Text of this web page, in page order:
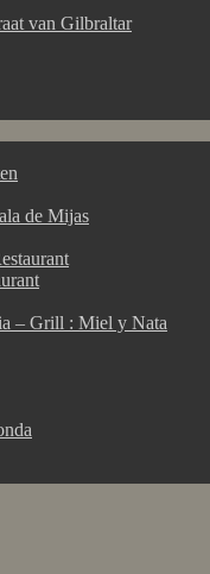
van Gilbraltar
de Mijas
– Grill : Miel y Nata